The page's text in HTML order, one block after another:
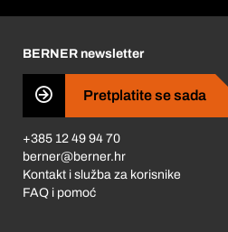
Business Conduct
BERNER newsletter
Pretplatite se sada
+385 12 49 94 70
berner@berner.hr
Kontakt i služba za korisnike
FAQ i pomoć